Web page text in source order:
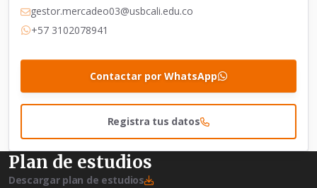
gestor.mercadeo03@usbcali.edu.co
+57 3102078941
Contactar por WhatsApp
Registra tus datos
Plan de estudios
Descargar plan de estudios